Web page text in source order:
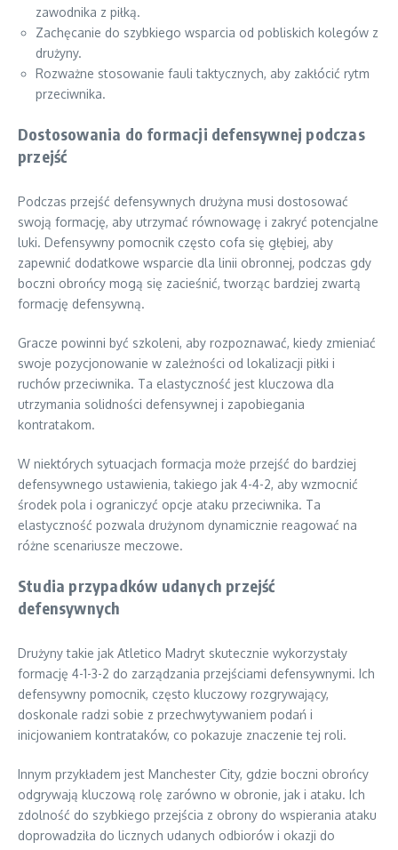
zawodnika z piłką.
Zachęcanie do szybkiego wsparcia od pobliskich kolegów z
drużyny.
Rozważne stosowanie fauli taktycznych, aby zakłócić rytm
przeciwnika.
Dostosowania do formacji defensywnej podczas
przejść
Podczas przejść defensywnych drużyna musi dostosować
swoją formację, aby utrzymać równowagę i zakryć potencjalne
luki. Defensywny pomocnik często cofa się głębiej, aby
zapewnić dodatkowe wsparcie dla linii obronnej, podczas gdy
boczni obrońcy mogą się zacieśnić, tworząc bardziej zwartą
formację defensywną.
Gracze powinni być szkoleni, aby rozpoznawać, kiedy zmieniać
swoje pozycjonowanie w zależności od lokalizacji piłki i
ruchów przeciwnika. Ta elastyczność jest kluczowa dla
utrzymania solidności defensywnej i zapobiegania
kontratakom.
W niektórych sytuacjach formacja może przejść do bardziej
defensywnego ustawienia, takiego jak 4-4-2, aby wzmocnić
środek pola i ograniczyć opcje ataku przeciwnika. Ta
elastyczność pozwala drużynom dynamicznie reagować na
różne scenariusze meczowe.
Studia przypadków udanych przejść
defensywnych
Drużyny takie jak Atletico Madryt skutecznie wykorzystały
formację 4-1-3-2 do zarządzania przejściami defensywnymi. Ich
defensywny pomocnik, często kluczowy rozgrywający,
doskonale radzi sobie z przechwytywaniem podań i
inicjowaniem kontrataków, co pokazuje znaczenie tej roli.
Innym przykładem jest Manchester City, gdzie boczni obrońcy
odgrywają kluczową rolę zarówno w obronie, jak i ataku. Ich
zdolność do szybkiego przejścia z obrony do wspierania ataku
doprowadziła do licznych udanych odbiorów i okazji do